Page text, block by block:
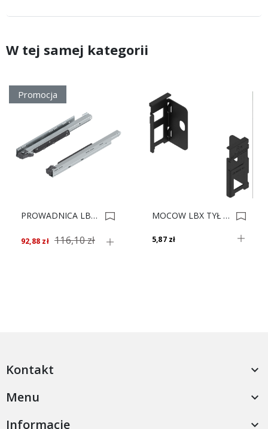
W tej samej kategorii
Promocja
PROWADNICA LBX Tipon+bl 753.4501M 70kg *** 0010524
92,88 zł 116,10 zł
MOCOW LBX TYŁ N Czarny Carbon Mat ZB7N000S P+L 0022438
5,87 zł
Kontakt 
Menu 
Informacje 